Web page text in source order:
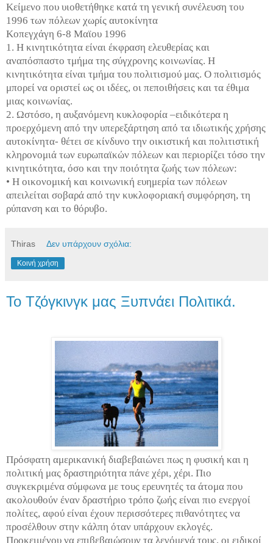
Κείμενο που υιοθετήθηκε κατά τη γενική συνέλευση του
1996 των πόλεων χωρίς αυτοκίνητα
Κοπεγχάγη 6-8 Μαϊου 1996
1. Η κινητικότητα είναι έκφραση ελευθερίας και
αναπόσπαστο τμήμα της σύγχρονης κοινωνίας. Η
κινητικότητα είναι τμήμα του πολιτισμού μας. Ο πολιτισμός
μπορεί να οριστεί ως οι ιδέες, οι πεποιθήσεις και τα έθιμα
μιας κοινωνίας.
2. Ωστόσο, η αυξανόμενη κυκλοφορία –ειδικότερα η
προερχόμενη από την υπερεξάρτηση από τα ιδιωτικής χρήσης
αυτοκίνητα- θέτει σε κίνδυνο την οικιστική και πολιτιστική
κληρονομιά των ευρωπαϊκών πόλεων και περιορίζει τόσο την
κινητικότητα, όσο και την ποιότητα ζωής των πόλεων:
• Η οικονομική και κοινωνική ευημερία των πόλεων
απειλείται σοβαρά από την κυκλοφοριακή συμφόρηση, τη
ρύπανση και το θόρυβο.
Thiras Δεν υπάρχουν σχόλια:
Κοινή χρήση
Το Τζόγκινγκ μας Ξυπνάει Πολιτικά.
Πρόσφατη αμερικανική διαβεβαιώνει πως η φυσική και η
πολιτική μας δραστηριότητα πάνε χέρι, χέρι. Πιο
συγκεκριμένα σύμφωνα με τους ερευνητές τα άτομα που
ακολουθούν έναν δραστήριο τρόπο ζωής είναι πιο ενεργοί
πολίτες, αφού είναι έχουν περισσότερες πιθανότητες να
προσέλθουν στην κάλπη όταν υπάρχουν εκλογές.
Προκειμένου να επιβεβαιώσουν τα λεγόμενά τους, οι ειδικοί